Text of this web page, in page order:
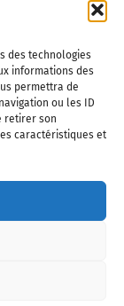
des technologies
informations des
permettra de
ou les ID
retirer son
caractéristiques et
Partenaires
Cookies
d'affaires, les
d'aéronefs
Toute reproduction,
de l’Aviation.